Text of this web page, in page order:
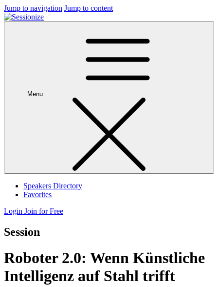
Jump to navigation Jump to content
Menu
Speakers Directory
Favorites
Login Join for Free
Session
Roboter 2.0: Wenn Künstliche
Intelligenz auf Stahl trifft